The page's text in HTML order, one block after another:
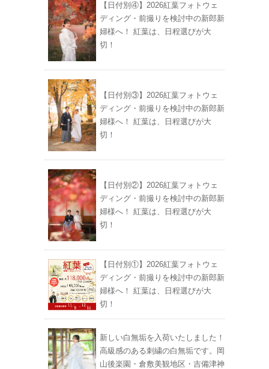
【日付別④】2026紅葉フォトウェ
ディング・前撮りを検討中の新郎新
婦様へ！ 紅葉は、日程選びが大
切！
【日付別③】2026紅葉フォトウェ
ディング・前撮りを検討中の新郎新
婦様へ！ 紅葉は、日程選びが大
切！
【日付別②】2026紅葉フォトウェ
ディング・前撮りを検討中の新郎新
婦様へ！ 紅葉は、日程選びが大
切！
【日付別①】2026紅葉フォトウェ
ディング・前撮りを検討中の新郎新
婦様へ！ 紅葉は、日程選びが大
切！
新しい白無垢を入荷いたしました！
高級感のある刺繍の白無垢です。岡
山後楽園・倉敷美観地区・吉備津神